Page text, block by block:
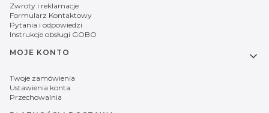
Zwroty i reklamacje
Formularz Kontaktowy
Pytania i odpowiedzi
Instrukcje obsługi GOBO
MOJE KONTO
Twoje zamówienia
Ustawienia konta
Przechowalnia